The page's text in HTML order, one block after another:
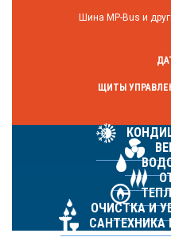
Шина MP-Bus и
ЩИТЫ
ОЧИСТКА И
САНТЕХНИКА